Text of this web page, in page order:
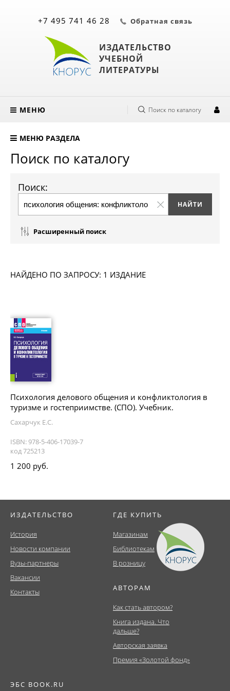
ИЗДАТЕЛЬСТВО
УЧЕБНОЙ
ЛИТЕРАТУРЫ
+7 495 741 46 28 Обратная связь
МЕНЮ Поиск по каталогу
МЕНЮ РАЗДЕЛА
Поиск по каталогу
Поиск:
Расширенный поиск
НАЙДЕНО ПО ЗАПРОСУ: 1 ИЗДАНИЕ
Психология делового общения и конфликтология в
туризме и гостеприимстве. (СПО). Учебник.
Сахарчук Е.С.
ISBN: 978-5-406-17039-7
код 725213
1 200 руб.
ИЗДАТЕЛЬСТВО
История
Новости компании
Вузы-партнеры
Вакансии
Контакты
ГДЕ КУПИТЬ
Магазинам
Библиотекам
В розницу
АВТОРАМ
Как стать автором?
Книга издана. Что
дальше?
Авторская заявка
Премия «Золотой фонд»
ЭБС BOOK.RU